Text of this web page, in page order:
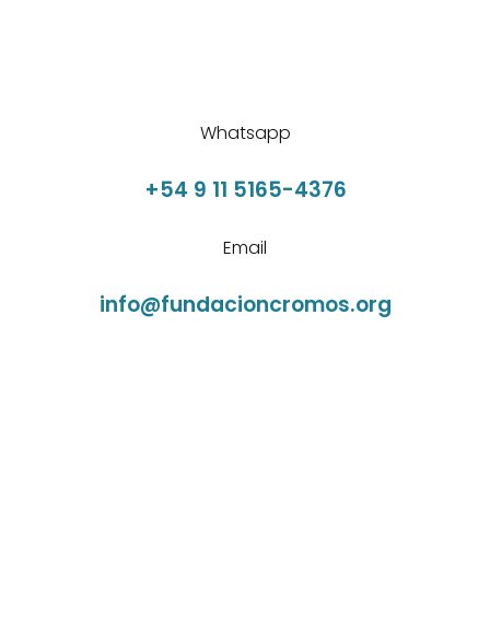
Whatsapp
+54 9 11 5165-4376
Email
info@fundacioncromos.org